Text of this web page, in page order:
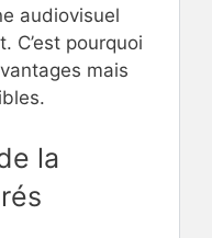
audiovisuel
C’est pourquoi
mais
la